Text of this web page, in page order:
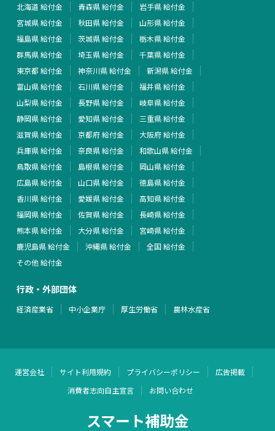
北海道 給付金 青森県 給付金
岩手県 給付金
宮城県 給付金
秋田県 給付金
山形県 給付金
福島県 給付金
茨城県 給付金
栃木県 給付金
群馬県 給付金
埼玉県 給付金
千葉県 給付金
東京都 給付金
神奈川県 給付金
新潟県 給付金
富山県 給付金
石川県 給付金
福井県 給付金
山梨県 給付金
長野県 給付金
岐阜県 給付金
静岡県 給付金
愛知県 給付金
三重県 給付金
滋賀県 給付金
京都府 給付金
大阪府 給付金
兵庫県 給付金
奈良県 給付金
和歌山県 給付金
鳥取県 給付金
島根県 給付金
岡山県 給付金
広島県 給付金
山口県 給付金
徳島県 給付金
香川県 給付金
愛媛県 給付金
高知県 給付金
福岡県 給付金
佐賀県 給付金
長崎県 給付金
熊本県 給付金
大分県 給付金
宮崎県 給付金
鹿児島県 給付金
沖縄県 給付金
全国 給付金
その他 給付金
行政・外部団体
経済産業省 中小企業庁 厚生労働省 農林水産省
運営会社 サイト利用規約 プライバシーポリシー
広告掲載
消費者志向自主宣言
お問い合わせ
スマート補助金